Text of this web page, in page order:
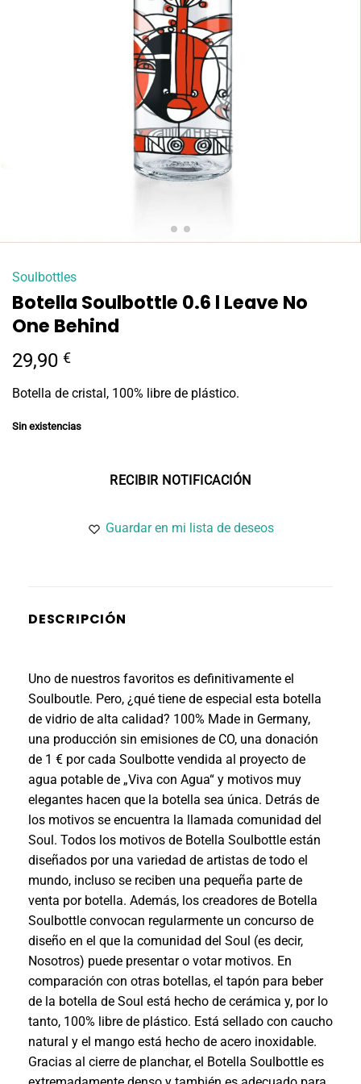
Soulbottles
Botella Soulbottle 0.6 l Leave No
One Behind
29,90 €
Botella de cristal, 100% libre de plástico.
Sin existencias
Guardar en mi lista de deseos
DESCRIPCIÓN
Uno de nuestros favoritos es definitivamente el
Soulboutle. Pero, ¿qué tiene de especial esta botella
de vidrio de alta calidad? 100% Made in Germany,
una producción sin emisiones de CO, una donación
de 1 € por cada Soulbotte vendida al proyecto de
agua potable de „Viva con Agua“ y motivos muy
elegantes hacen que la botella sea única. Detrás de
los motivos se encuentra la llamada comunidad del
Soul. Todos los motivos de Botella Soulbottle están
diseñados por una variedad de artistas de todo el
mundo, incluso se reciben una pequeña parte de
venta por botella. Además, los creadores de Botella
Soulbottle convocan regularmente un concurso de
diseño en el que la comunidad del Soul (es decir,
Nosotros) puede presentar o votar motivos. En
comparación con otras botellas, el tapón para beber
de la botella de Soul está hecho de cerámica y, por lo
tanto, 100% libre de plástico. Está sellado con caucho
natural y el mango está hecho de acero inoxidable.
Gracias al cierre de planchar, el Botella Soulbottle es